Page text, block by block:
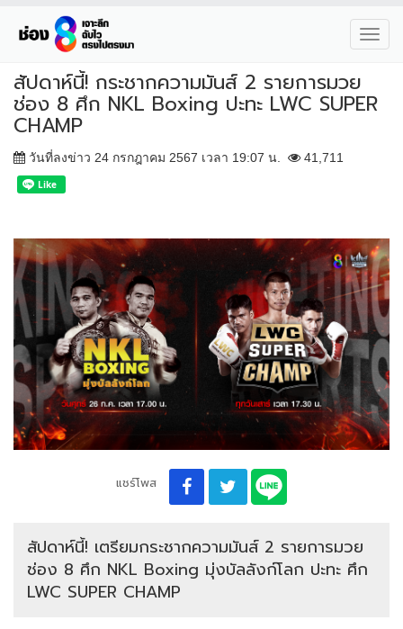
สัปดาห์นี้! กระชากความมันส์ 2 รายการมวย
ช่อง 8 ศึก NKL Boxing ปะทะ LWC SUPER
CHAMP
วันที่ลงข่าว 24 กรกฎาคม 2567 เวลา 19:07 น. 41,711
แชร์โพส
สัปดาห์นี้! เตรียมกระชากความมันส์ 2 รายการมวย
ช่อง 8 ศึก NKL Boxing มุ่งบัลลังก์โลก ปะทะ ศึก
LWC SUPER CHAMP